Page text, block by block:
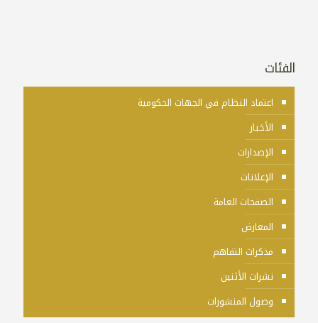
الفئات
اعتماد النظام في الجهات الحكومية
الأخبار
الإصدارات
الإعلانات
الصفحات العامة
المعارض
مذكرات التفاهم
نشرات الأثنين
وصول المنشورات